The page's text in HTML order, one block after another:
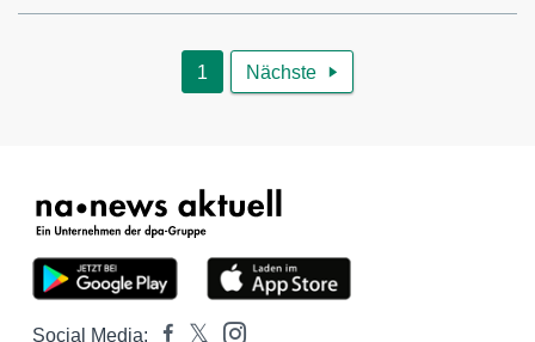
1 Nächste 
Social Media: